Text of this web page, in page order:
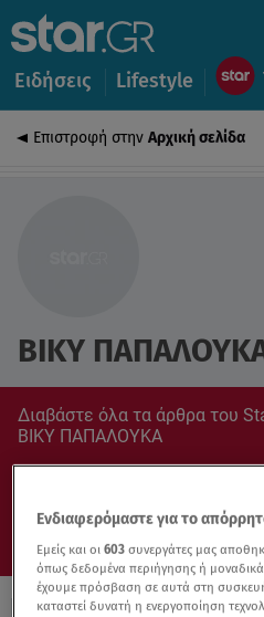
Ειδήσεις Lifestyle
Επιστροφή στην Αρχική σελίδα
ΒΙΚΥ
Διαβάστε όλα τα άρθρα του
ΒΙΚΥ ΠΑΠΑΛΟΥΚΑ
Ενδιαφερόμαστε για το
Εμείς και οι603 συνεργάτες μας
όπως δεδομένα περιήγησης ή μοναδικά
έχουμε πρόσβαση σε αυτά στη
καταστεί δυνατή η ενεργοποίηση